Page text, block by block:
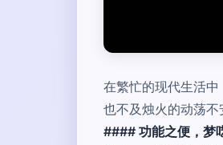
在繁忙的现代生活
也不及烛火的动荡
#### 功能之便，梦